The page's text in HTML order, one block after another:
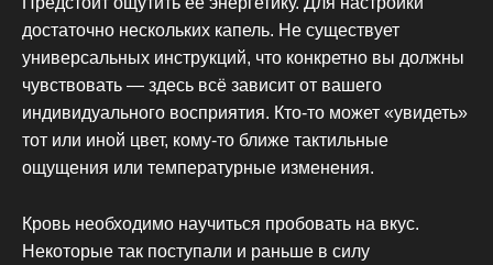
достаточно нескольких капель. Не существует
универсальных инструкций, что конкретно вы должны
чувствовать — здесь всё зависит от вашего
индивидуального восприятия. Кто-то может «увидеть»
тот или иной цвет, кому-то ближе тактильные
ощущения или температурные изменения.
Кровь необходимо научиться пробовать на вкус.
Некоторые так поступали и раньше в силу